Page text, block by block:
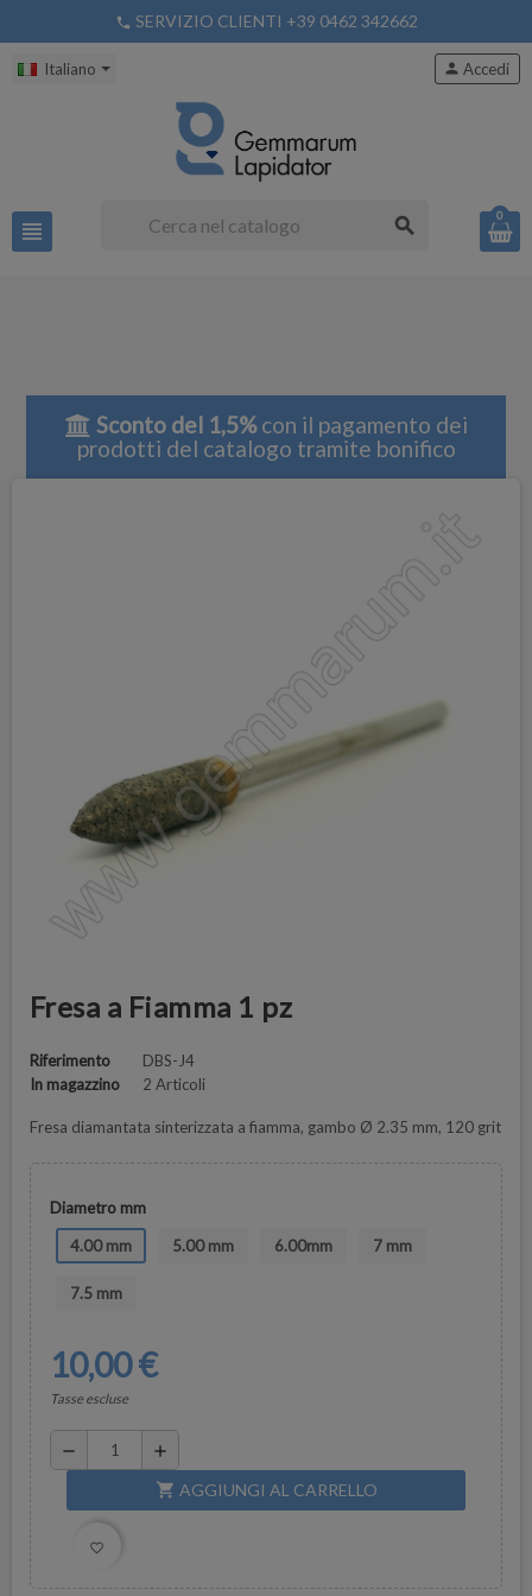
phone SERVIZIO CLIENTI +39 0462 342662
Italiano
view_headline search
person Accedi
0
Sconto del 1,5%con il pagamento dei
prodotti del catalogo tramite bonifico
Fresa a Fiamma 1 pz
Riferimento
DBS-J4
In magazzino
2 Articoli
Fresa diamantata sinterizzata a fiamma, gambo Ø 2.35 mm, 120 grit
Diametro mm
4.00 mm
5.00 mm 6.00mm 7 mm
7.5 mm
10,00 €
Tasse escluse
remove add
shopping_cart AGGIUNGI AL CARRELLO
favorite_border